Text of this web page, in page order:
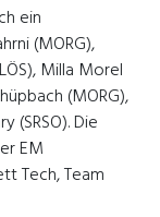
ein
(MORG),
Milla Morel
(MORG),
(SRSO). Die
EM
Tech, Team